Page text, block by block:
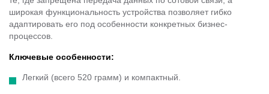
широкая функциональность устройства позволяет гибко
адаптировать его под особенности конкретных бизнес-
процессов.
Ключевые особенности:
Легкий (всего 520 грамм) и компактный.